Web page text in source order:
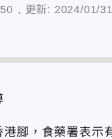
, 更新: 2024/01/
腳，食藥署表示